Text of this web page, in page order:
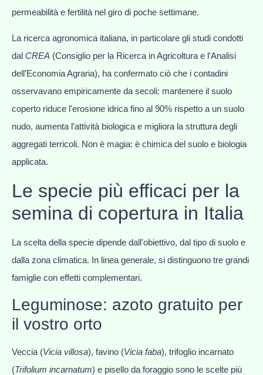
permeabilità e fertilità nel giro di poche settimane.
La ricerca agronomica italiana, in particolare gli studi condotti
dal CREA (Consiglio per la Ricerca in Agricoltura e l'Analisi
dell'Economia Agraria), ha confermato ciò che i contadini
osservavano empiricamente da secoli: mantenere il suolo
coperto riduce l'erosione idrica fino al 90% rispetto a un suolo
nudo, aumenta l'attività biologica e migliora la struttura degli
aggregati terricoli. Non è magia: è chimica del suolo e biologia
applicata.
Le specie più efficaci per la
semina di copertura in Italia
La scelta della specie dipende dall'obiettivo, dal tipo di suolo e
dalla zona climatica. In linea generale, si distinguono tre grandi
famiglie con effetti complementari.
Leguminose: azoto gratuito per
il vostro orto
Veccia (Vicia villosa), favino (Vicia faba), trifoglio incarnato
(Trifolium incarnatum) e pisello da foraggio sono le scelte più